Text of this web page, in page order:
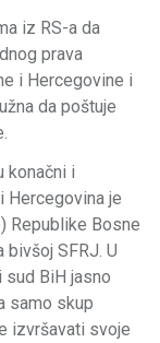
iz RS-a da
prava
i Hercegovine i
da poštuje
konačni i
Hercegovina je
Republike Bosne
SFRJ. U
sud BiH jasno
samo skup
izvršavati svoje